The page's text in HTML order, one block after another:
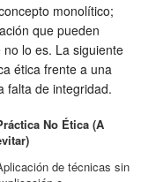
monolítico;
que pueden
lo es. La siguiente
ética frente a una
falta de integridad.
No Ética (A
de técnicas sin